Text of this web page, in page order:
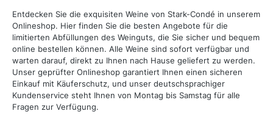
Entdecken Sie die exquisiten Weine von Stark-Condé in unserem
Onlineshop. Hier finden Sie die besten Angebote für die
limitierten Abfüllungen des Weinguts, die Sie sicher und bequem
online bestellen können. Alle Weine sind sofort verfügbar und
warten darauf, direkt zu Ihnen nach Hause geliefert zu werden.
Unser geprüfter Onlineshop garantiert Ihnen einen sicheren
Einkauf mit Käuferschutz, und unser deutschsprachiger
Kundenservice steht Ihnen von Montag bis Samstag für alle
Fragen zur Verfügung.